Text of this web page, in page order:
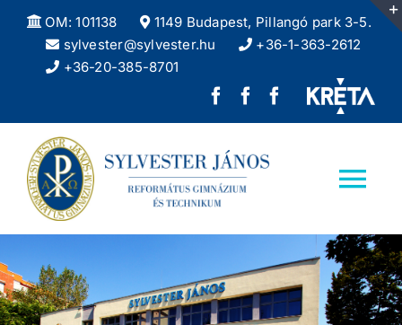
Kihagyás
OM: 101138 1149 Budapest, Pillangó park 3-5.
sylvester@sylvester.hu
+36-1-363-2612
+36-20-385-8701
Sylvester
Református
facebook
oldala
REFlex,
Sylvester
Sylvester
facebook
Iskolánkról